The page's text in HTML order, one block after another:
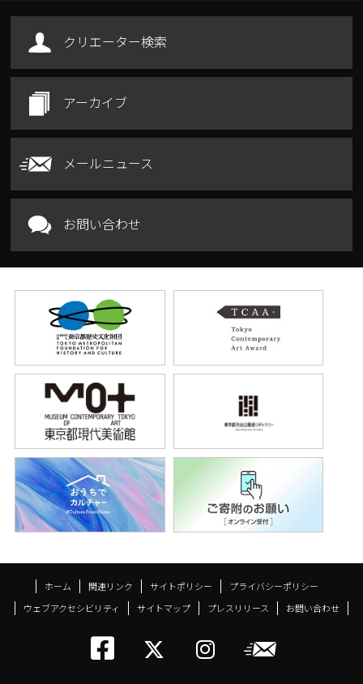
クリエーター検索
アーカイブ
メールニュース
お問い合わせ
ホーム 関連リンク サイトポリシー
プライバシーポリシー
ウェブアクセシビリティ
サイトマップ プレスリリース お問い合わせ
トーキョーアーツ
メールニ